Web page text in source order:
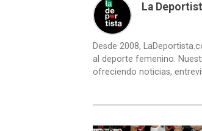
La
Desde 2008,
al deporte femenino.
ofreciendo noticias,